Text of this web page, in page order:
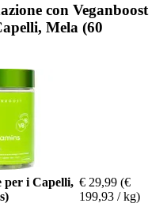
con Veganboost
Mela (60
per i Capelli, € 29,99 (€
199,93 / kg)